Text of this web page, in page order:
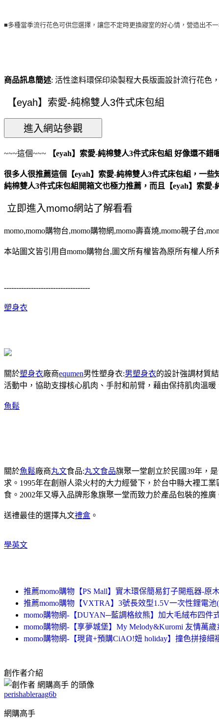
■多種當季流行花色可供您選擇，讓您不定時更換寢室的好心情，營造出不
商品訊息簡述: 活性塗料環保印染製程大長版面設計流行花色
~~~這個~~~ 【eyah】索愛-純棉雙人3件式床包組 好像還不錯
很多人很推薦這個【eyah】索愛-純棉雙人3件式床包組，一
純棉雙人3件式床包組開箱文也極力推薦，而且【eyah】索愛
momo,momo購物台,momo購物網,momo壽喜燒,momo親子台
本站圖文皆引用自momo購物台,圖文所有權皆為原所有權人所
-----------------------------------
塑身衣
關於塑身衣廠商equmen男性塑身衣:男塑身衣的設計強調材質
活動中，協助支撐核心肌肉、手肘和前臂，藉由保持肌肉溫
魚鬆
關於魚鬆廠商丸文食品:丸文食品旗聚一堂創立於民國39年，
求。1995年在創辦人梁火村的大力經營下，於台中縣大裡工
食。2002年又導入品牌形象旗聚一堂而致力於產品包裝的推廣
送禮最佳的選擇丸文禮盒 。
學英文
推薦momo購物【PS Mall】實木環保簡易釘子開瓶器-原
推薦momo購物【VXTRA】3號長效型1.5V一次性鋰電池
momo購物網-【DUYAN─藍調格紋熊】加大毛絨布四件
momo購物網-【享夢城堡】My Melody&Kuromi 友情萬
momo購物網-【現貨+預購CiAO!妞 holiday】撞色拼接細
創作者介紹
perishableraag6b
網購高手